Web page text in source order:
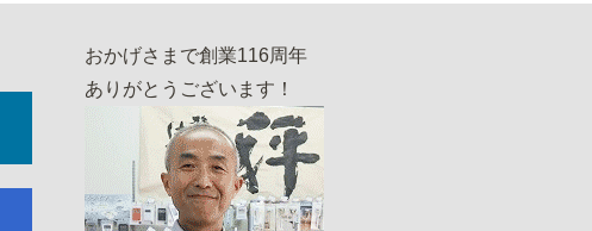
おかげさまで創業116周年
ありがとうございます！